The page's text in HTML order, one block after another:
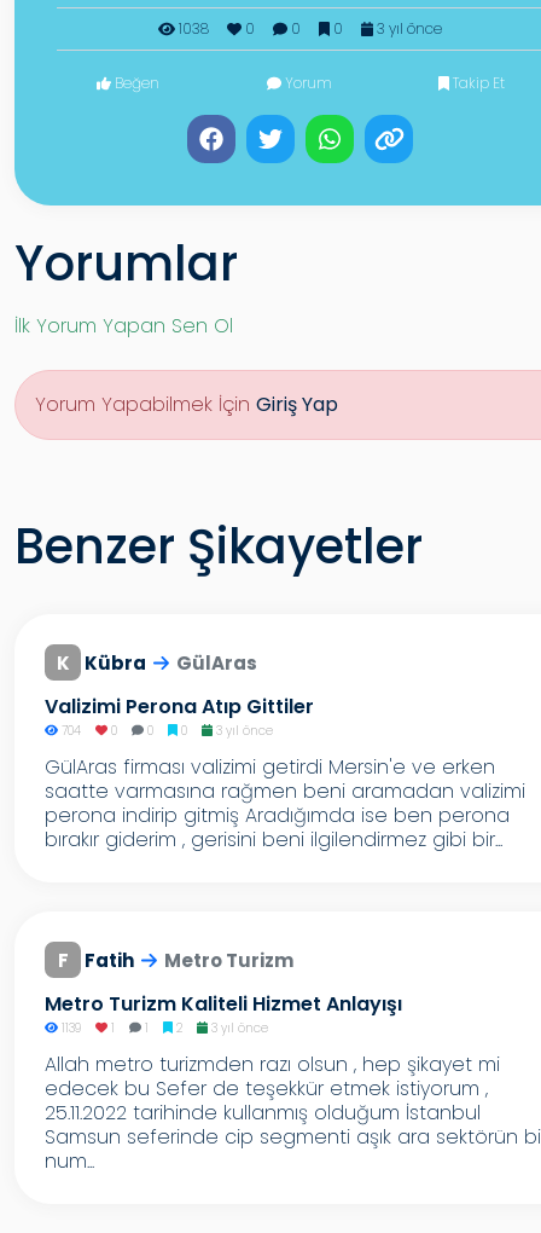
1038 0 0 0 3 yıl önce
Beğen Yorum Takip Et
Yorumlar
İlk Yorum Yapan Sen Ol
Yorum Yapabilmek İçin Giriş Yap
Benzer Şikayetler
K Kübra GülAras
Valizimi Perona Atıp Gittiler
704 0 0 0 3 yıl önce
GülAras firması valizimi getirdi Mersin'e ve erken
saatte varmasına rağmen beni aramadan valizimi
perona indirip gitmiş Aradığımda ise ben perona
bırakır giderim , gerisini beni ilgilendirmez gibi bir...
F Fatih Metro Turizm
Metro Turizm Kaliteli Hizmet Anlayışı
1139 1 1 2 3 yıl önce
Allah metro turizmden razı olsun , hep şikayet mi
edecek bu Sefer de teşekkür etmek istiyorum ,
25.11.2022 tarihinde kullanmış olduğum İstanbul
Samsun seferinde cip segmenti aşık ara sektörün
num...